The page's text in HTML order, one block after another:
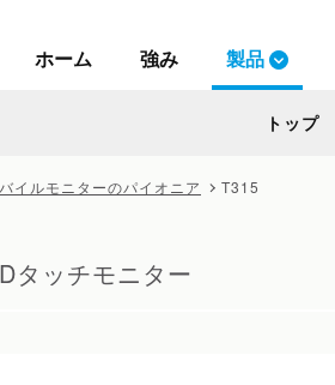
ホーム 強み 製品
トップ
イルモニターのパイオニア T315
タッチモニター
ホーム 強み 製品
トップ